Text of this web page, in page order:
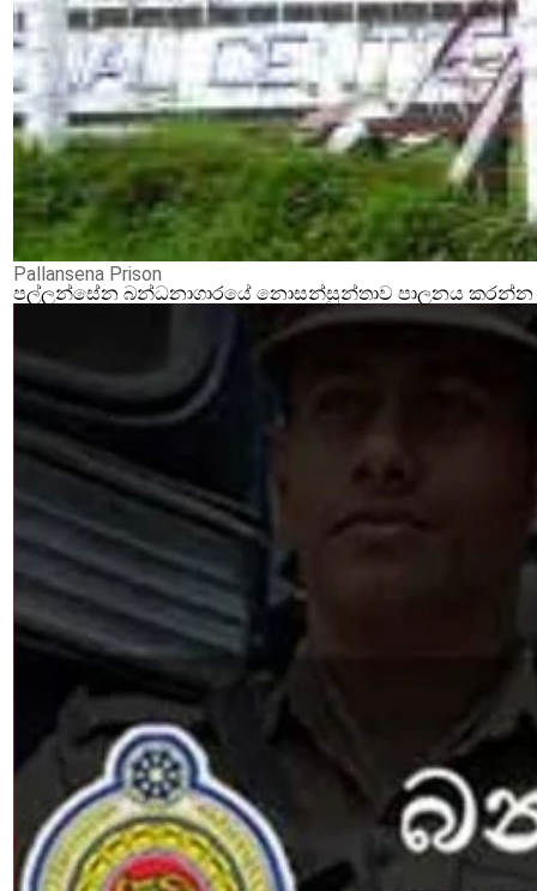
Pallansena Prison
පල්ලන්සේන බන්ධනාගාරයේ නොසන්සුන්තාව පාලනය කරන්න